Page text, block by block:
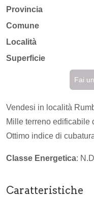
Provincia
Comune
Località
Superficie
Fai
Vendesi in località
Mille terreno edificabile
Ottimo indice di
Classe Energetica:
Caratteristiche